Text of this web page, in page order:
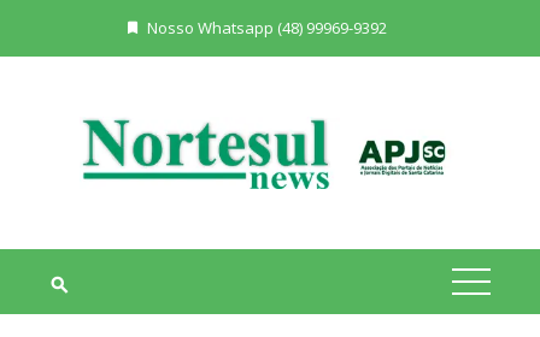
Nosso Whatsapp (48) 99969-9392